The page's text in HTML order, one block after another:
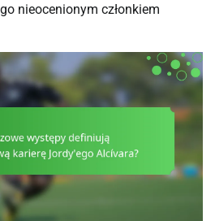
nieocenionym członkiem